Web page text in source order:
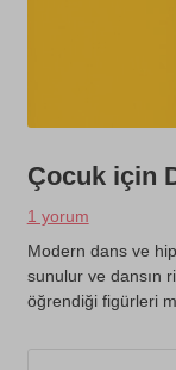
Çocuk için
1 yorum
Modern dans ve
sunulur ve dansın
öğrendiği figürleri